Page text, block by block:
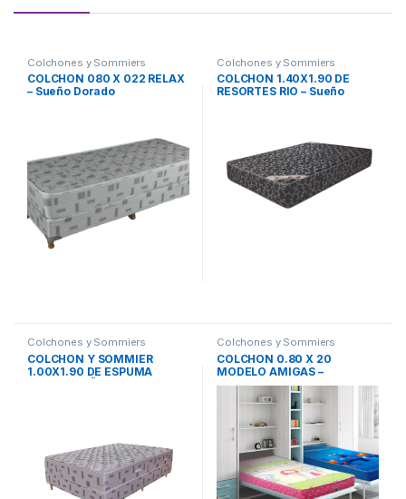
Colchones y Sommiers
COLCHON 080 X 022 RELAX
– Sueño Dorado
Colchones y Sommiers
COLCHON 1.40X1.90 DE
RESORTES RIO – Sueño
Colchones y Sommiers
COLCHON Y SOMMIER
1.00X1.90 DE ESPUMA
Colchones y Sommiers
COLCHON 0.80 X 20
MODELO AMIGAS –
MaxiKing